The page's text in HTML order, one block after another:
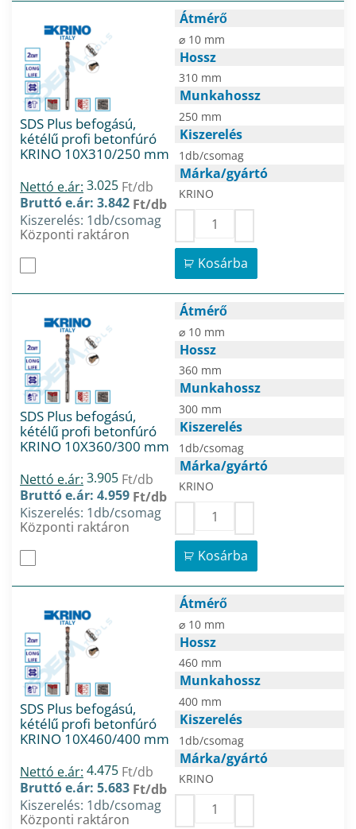
SDS Plus befogású,
kétélű profi betonfúró
KRINO 10X310/250 mm
Nettó e.ár: 3.025 Ft/db
Bruttó e.ár: 3.842 Ft/db
Kiszerelés: 1db/csomag
Központi raktáron
Átmérő
⌀ 10 mm
Hossz
310 mm
Munkahossz
250 mm
Kiszerelés
1db/csomag
Márka/gyártó
KRINO
Kosárba
SDS Plus befogású,
kétélű profi betonfúró
KRINO 10X360/300 mm
Nettó e.ár: 3.905 Ft/db
Bruttó e.ár: 4.959 Ft/db
Kiszerelés: 1db/csomag
Központi raktáron
Átmérő
⌀ 10 mm
Hossz
360 mm
Munkahossz
300 mm
Kiszerelés
1db/csomag
Márka/gyártó
KRINO
Kosárba
SDS Plus befogású,
kétélű profi betonfúró
KRINO 10X460/400 mm
Nettó e.ár: 4.475 Ft/db
Bruttó e.ár: 5.683 Ft/db
Kiszerelés: 1db/csomag
Központi raktáron
Átmérő
⌀ 10 mm
Hossz
460 mm
Munkahossz
400 mm
Kiszerelés
1db/csomag
Márka/gyártó
KRINO